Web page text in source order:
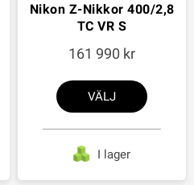
Nikon Z-Nikkor 400/2,8
TC VR S
161 990
VÄLJ
I lager